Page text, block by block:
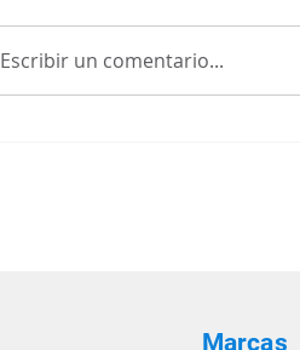
Escribir un comentario...
Marcas